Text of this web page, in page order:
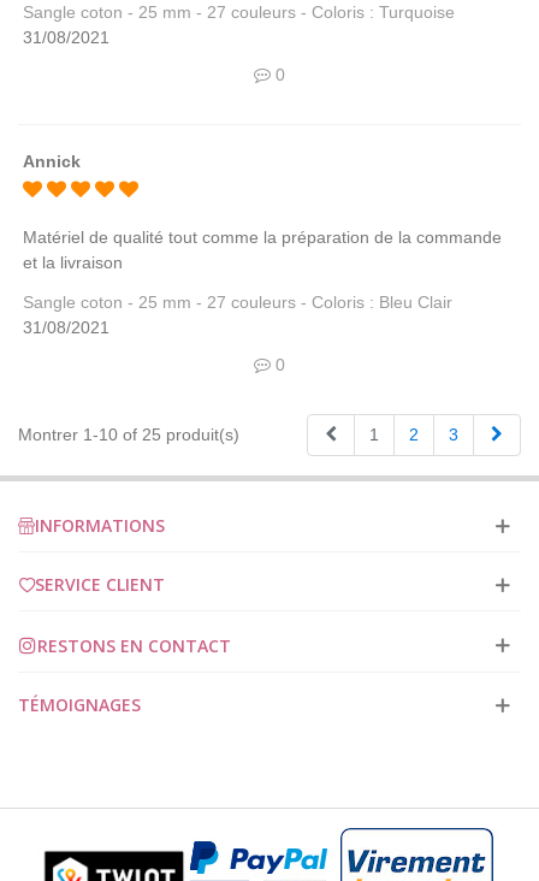
Sangle coton - 25 mm - 27 couleurs - Coloris : Turquoise
31/08/2021
0
Annick
Matériel de qualité tout comme la préparation de la commande
et la livraison
Sangle coton - 25 mm - 27 couleurs - Coloris : Bleu Clair
31/08/2021
0
Montrer 1-10 of 25 produit(s) Précédent
1 2 3
INFORMATIONS
SERVICE CLIENT
RESTONS EN CONTACT
TÉMOIGNAGES